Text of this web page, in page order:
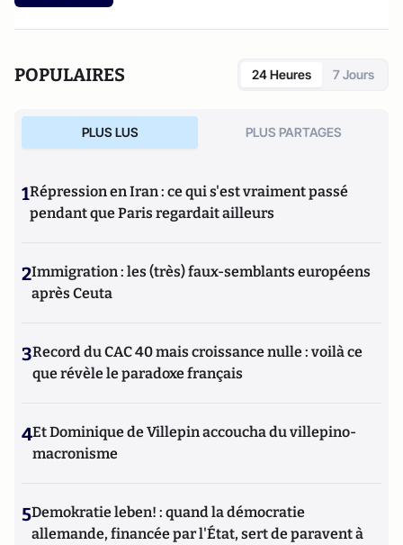
POPULAIRES 24 Heures 7 Jours
PLUS LUS PLUS PARTAGES
1Répression en Iran : ce qui s'est vraiment passé
pendant que Paris regardait ailleurs
2Immigration : les (très) faux-semblants européens
après Ceuta
3Record du CAC 40 mais croissance nulle : voilà ce
que révèle le paradoxe français
4Et Dominique de Villepin accoucha du villepino-
macronisme
5Demokratie leben! : quand la démocratie
allemande, financée par l'État, sert de paravent à